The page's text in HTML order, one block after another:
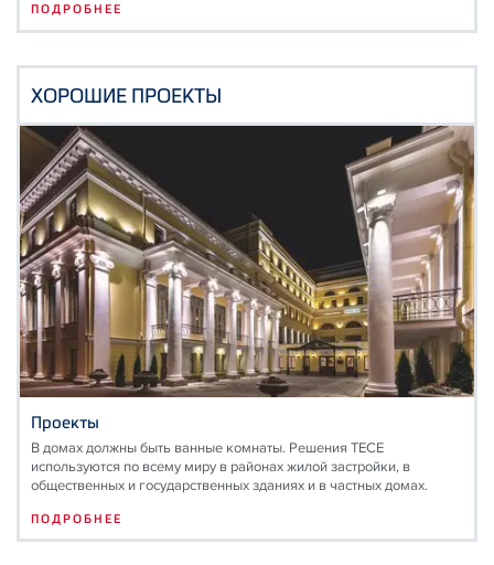
ПОДРОБНЕЕ
ХОРОШИЕ ПРОЕКТЫ
Проекты
В домах должны быть ванные комнаты. Решения TECE
используются по всему миру в районах жилой застройки, в
общественных и государственных зданиях и в частных домах.
ПОДРОБНЕЕ